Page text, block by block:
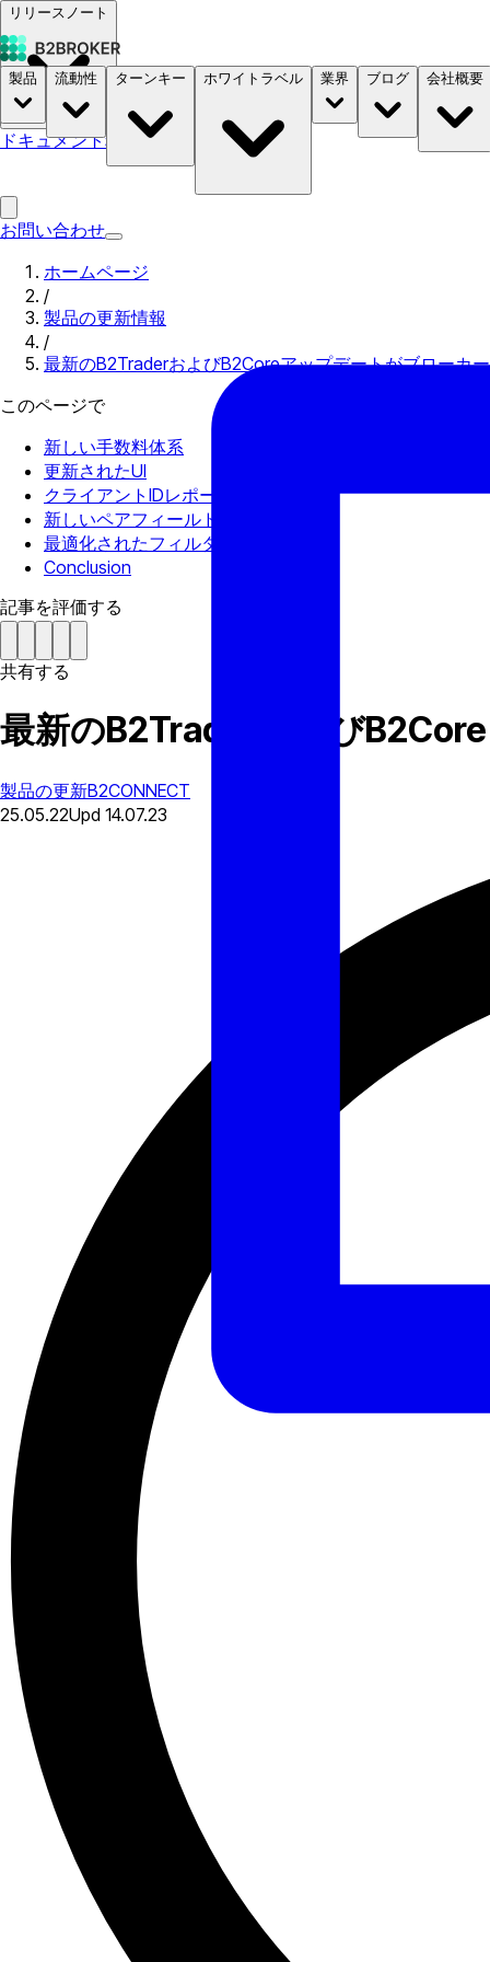
リリースノート
ドキュメント料金 B2STORE
製品 流動性 ターンキー ホワイトラベル 業界 ブログ 会社概要
お問い合わせ
ホームページ
/
製品の更新情報
/
最新のB2TraderおよびB2Coreアップデートがブローカ
このページで
新しい手数料体系
更新されたUI
クライアントIDレポート
新しいペアフィールドの更新
最適化されたフィルター
Conclusion
記事を評価する
共有する
最新のB2Traderおよび
製品の更新B2CONNECT
25.05.22Upd 14.07.23